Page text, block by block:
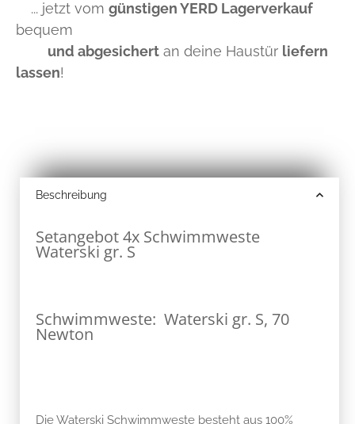
... jetzt vom günstigen YERD Lagerverkauf
bequem
und abgesichert an deine Haustür liefern
lassen!
Beschreibung
Setangebot 4x Schwimmweste
Waterski gr. S
Schwimmweste: Waterski gr. S, 70
Newton
Die Waterski Schwimmweste besteht aus 100%